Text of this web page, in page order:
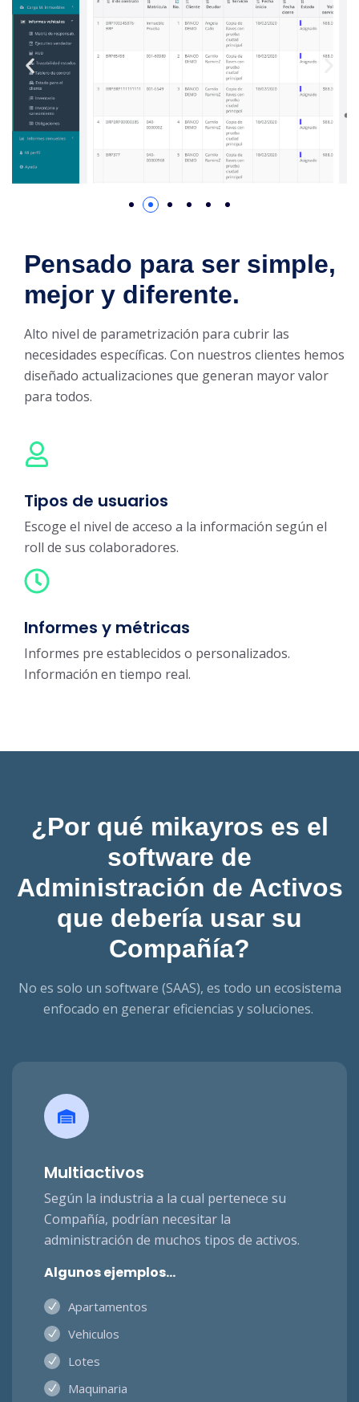
Pensado para ser simple,
mejor y diferente.
Alto nivel de parametrización para cubrir las
necesidades específicas. Con nuestros clientes hemos
diseñado actualizaciones que generan mayor valor
para todos.
Tipos de usuarios
Escoge el nivel de acceso a la información según el
roll de sus colaboradores.
Informes y métricas
Informes pre establecidos o personalizados.
Información en tiempo real.
¿Por qué mikayros es el
software de
Administración de Activos
que debería usar su
Compañía?
No es solo un software (SAAS), es todo un ecosistema
enfocado en generar eficiencias y soluciones.
Multiactivos
Según la industria a la cual pertenece su
Compañía, podrían necesitar la
administración de muchos tipos de activos.
Algunos ejemplos...
Apartamentos
Vehiculos
Lotes
Maquinaria